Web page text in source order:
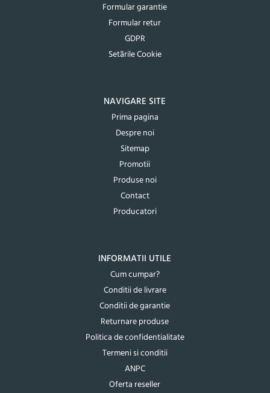
Formular garantie
Formular retur
GDPR
Setările Cookie
NAVIGARE SITE
Prima pagina
Despre noi
Sitemap
Promotii
Produse noi
Contact
Producatori
INFORMATII UTILE
Cum cumpar?
Conditii de livrare
Conditii de garantie
Returnare produse
Politica de confidentialitate
Termeni si conditii
ANPC
Oferta reseller